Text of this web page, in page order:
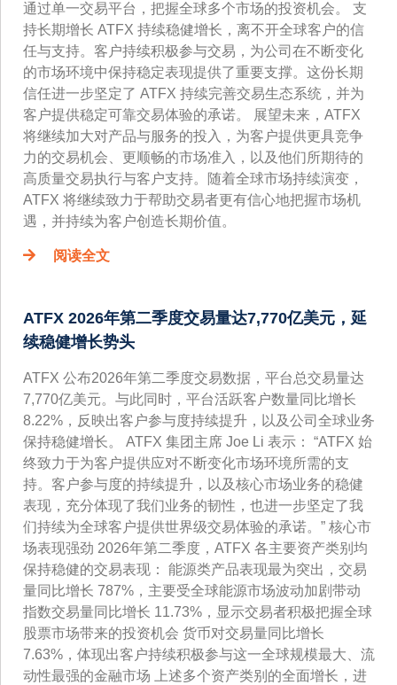
通过单一交易平台，把握全球多个市场的投资机会。 支
持长期增长 ATFX 持续稳健增长，离不开全球客户的信
任与支持。客户持续积极参与交易，为公司在不断变化
的市场环境中保持稳定表现提供了重要支撑。这份长期
信任进一步坚定了 ATFX 持续完善交易生态系统，并为
客户提供稳定可靠交易体验的承诺。 展望未来，ATFX
将继续加大对产品与服务的投入，为客户提供更具竞争
力的交易机会、更顺畅的市场准入，以及他们所期待的
高质量交易执行与客户支持。随着全球市场持续演变，
ATFX 将继续致力于帮助交易者更有信心地把握市场机
遇，并持续为客户创造长期价值。
阅读全文
ATFX 2026年第二季度交易量达7,770亿美元，延
续稳健增长势头
ATFX 公布2026年第二季度交易数据，平台总交易量达
7,770亿美元。与此同时，平台活跃客户数量同比增长
8.22%，反映出客户参与度持续提升，以及公司全球业务
保持稳健增长。 ATFX 集团主席 Joe Li 表示： “ATFX 始
终致力于为客户提供应对不断变化市场环境所需的支
持。客户参与度的持续提升，以及核心市场业务的稳健
表现，充分体现了我们业务的韧性，也进一步坚定了我
们持续为全球客户提供世界级交易体验的承诺。” 核心市
场表现强劲 2026年第二季度，ATFX 各主要资产类别均
保持稳健的交易表现： 能源类产品表现最为突出，交易
量同比增长 787%，主要受全球能源市场波动加剧带动
指数交易量同比增长 11.73%，显示交易者积极把握全球
股票市场带来的投资机会 货币对交易量同比增长
7.63%，体现出客户持续积极参与这一全球规模最大、流
动性最强的金融市场 上述多个资产类别的全面增长，进